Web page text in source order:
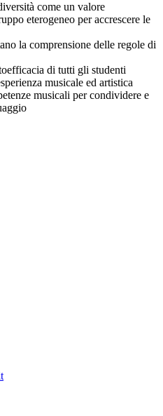
come un valore
eterogeneo per accrescere le
la comprensione delle regole di
di tutti gli studenti
musicale ed artistica
musicali per condividere e